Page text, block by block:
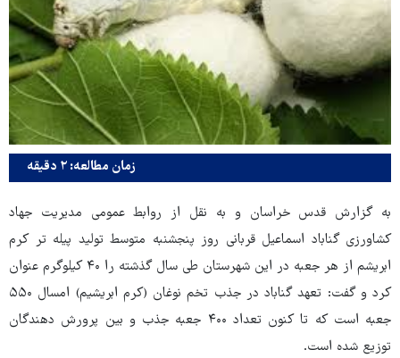
زمان مطالعه: ۲ دقیقه
به گزارش قدس خراسان و به نقل از روابط عمومی مدیریت جهاد
کشاورزی گناباد اسماعیل قربانی روز پنجشنبه متوسط تولید پیله تر کرم
ابریشم از هر جعبه در این شهرستان طی سال گذشته را ۴۰ کیلوگرم عنوان
کرد و گفت: تعهد گناباد در جذب تخم نوغان (کرم ابریشیم) امسال ۵۵۰
جعبه است که تا کنون تعداد ۴۰۰ جعبه جذب و بین پرورش دهندگان
توزیع شده است.